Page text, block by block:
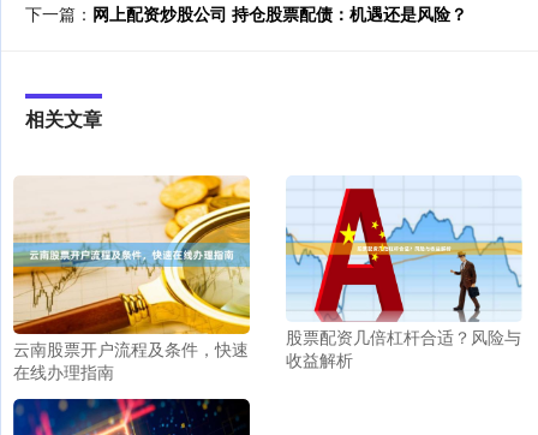
下一篇： 网上配资炒股公司 持仓股票配债：机遇还是风险？
相关文章
云南股票开户流程及条件，快速
在线办理指南
股票配资几倍杠杆合适？风险与
收益解析